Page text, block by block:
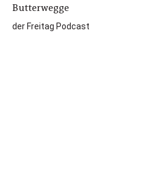
Butterwegge
der Freitag Podcast